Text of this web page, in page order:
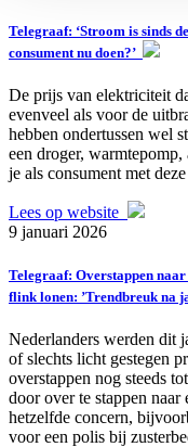
Telegraaf: ‘Stroom is sinds
consument nu doen?’
De prijs van elektriciteit
evenveel als voor de
hebben ondertussen wel
een droger,
je als consument met
Lees op website
9 januari 2026
Telegraaf: Overstappen
flink lonen: ’Trendbreuk na
Nederlanders werden dit
of slechts licht gestegen
overstappen nog steeds
door over te stappen
hetzelfde concern,
voor een polis bij